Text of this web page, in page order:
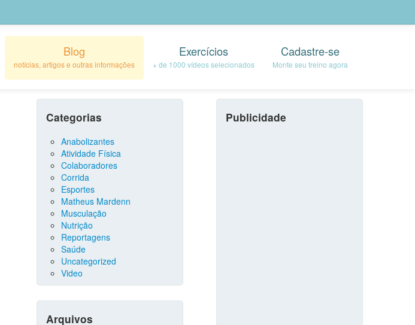
Blog
notícias, artigos e outras informações
Exercícios
+ de 1000 vídeos selecionados
Cadastre-se
Monte seu treino agora
Categorias
Anabolizantes
Atividade Física
Colaboradores
Corrida
Esportes
Matheus Mardenn
Musculação
Nutrição
Reportagens
Saúde
Uncategorized
Video
Arquivos
Publicidade